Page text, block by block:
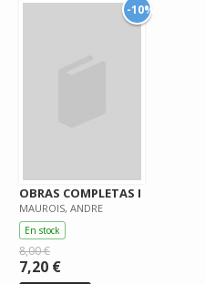
-10%
OBRAS COMPLETAS I
MAUROIS, ANDRE
En stock
8,00 €
7,20 €